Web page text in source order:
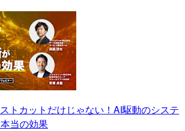
ストカットだけじゃない！AI駆動のシステ
当の効果